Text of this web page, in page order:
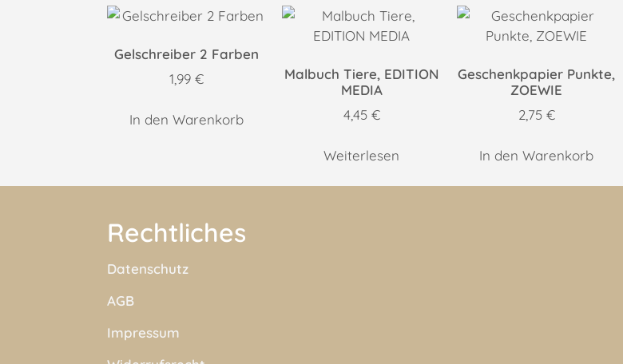
Gelschreiber 2 Farben
1,99€
In den Warenkorb
Malbuch Tiere, EDITION
MEDIA
4,45 €
Weiterlesen
Geschenkpapier Punkte,
ZOEWIE
2,75 €
In den Warenkorb
Rechtliches
Datenschutz
AGB
Impressum